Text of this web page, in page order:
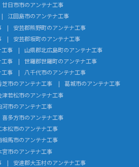
廿日市市のアンテナ工事
江田島市のアンテナ工事
安芸郡熊野町のアンテナ工事
安芸郡坂町のアンテナ工事
事
山県郡北広島町のアンテナ工事
工事
世羅郡世羅町のアンテナ工事
事
八千代市のアンテナ工事
芝市のアンテナ工事
葛城市のアンテナ工事
津若松市のアンテナ工事
河市のアンテナ工事
喜多方市のアンテナ工事
本松市のアンテナ工事
相馬市のアンテナ工事
宮市のアンテナ工事
安達郡大玉村のアンテナ工事